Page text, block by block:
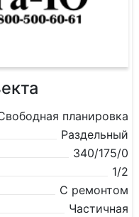
планировка
Раздельный
340/175/0
1/2
С ремонтом
Частичная